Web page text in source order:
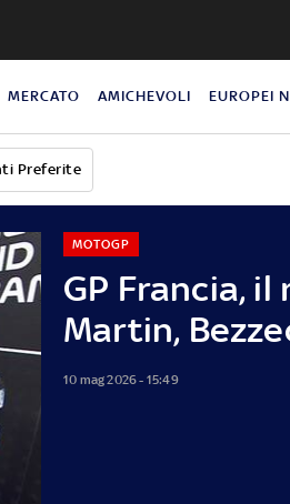
MERCATO AMICHEVOLI EUROPEI
Preferite
GP Francia,
Martin,
MOTOGP
10 mag 2026 - 15:49